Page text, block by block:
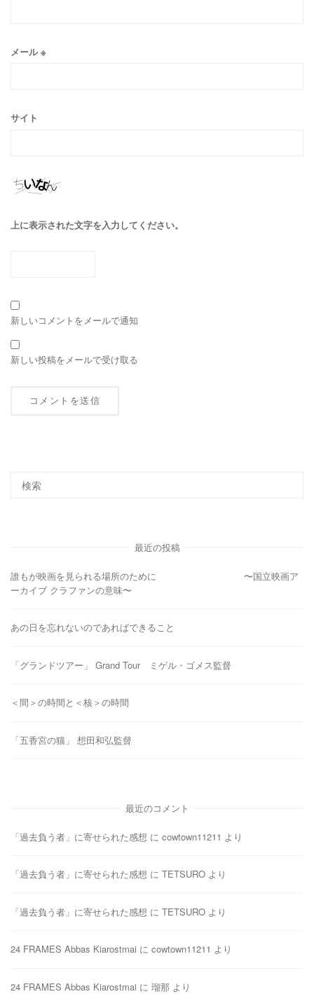
メール※
サイト
上に表示された文字を入力してください。
新しいコメントをメールで通知
新しい投稿をメールで受け取る
最近の投稿
誰もが映画を見られる場所のために 〜国立映画ア
ーカイブ クラファンの意味〜
あの日を忘れないのであればできること
「グランドツアー」 Grand Tour ミゲル・ゴメス監督
＜間＞の時間と＜核＞の時間
「五香宮の猫」 想田和弘監督
最近のコメント
「過去負う者」に寄せられた感想 に cowtown11211 より
「過去負う者」に寄せられた感想 に TETSURO より
「過去負う者」に寄せられた感想 に TETSURO より
24 FRAMES Abbas Kiarostmai に cowtown11211 より
24 FRAMES Abbas Kiarostmai に 瑠那 より